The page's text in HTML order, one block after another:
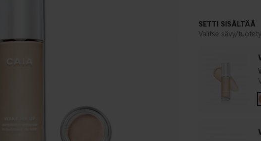
SETTI SISÄLTÄÄ
Valitse sävy/